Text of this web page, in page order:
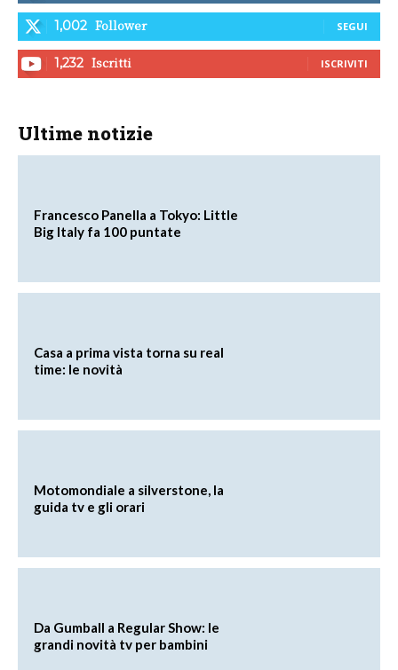
1,002 Follower SEGUI
1,232 Iscritti ISCRIVITI
Ultime notizie
Francesco Panella a Tokyo: Little
Big Italy fa 100 puntate
Casa a prima vista torna su real
time: le novità
Motomondiale a silverstone, la
guida tv e gli orari
Da Gumball a Regular Show: le
grandi novità tv per bambini